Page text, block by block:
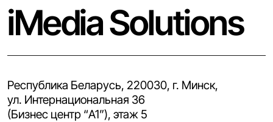
iMedia Solutions
Республика Беларусь, 220030, г. Минск,
ул. Интернациональная 36
(Бизнес центр “A1”), этаж 5